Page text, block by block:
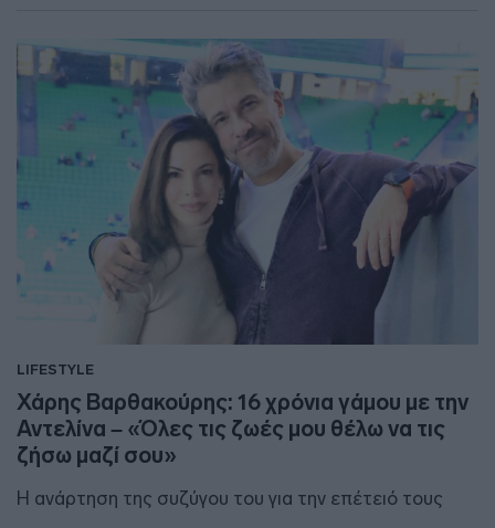
LIFESTYLE
Χάρης Βαρθακούρης: 16 χρόνια γάμου με την
Αντελίνα – «Όλες τις ζωές μου θέλω να τις
ζήσω μαζί σου»
Η ανάρτηση της συζύγου του για την επέτειό τους